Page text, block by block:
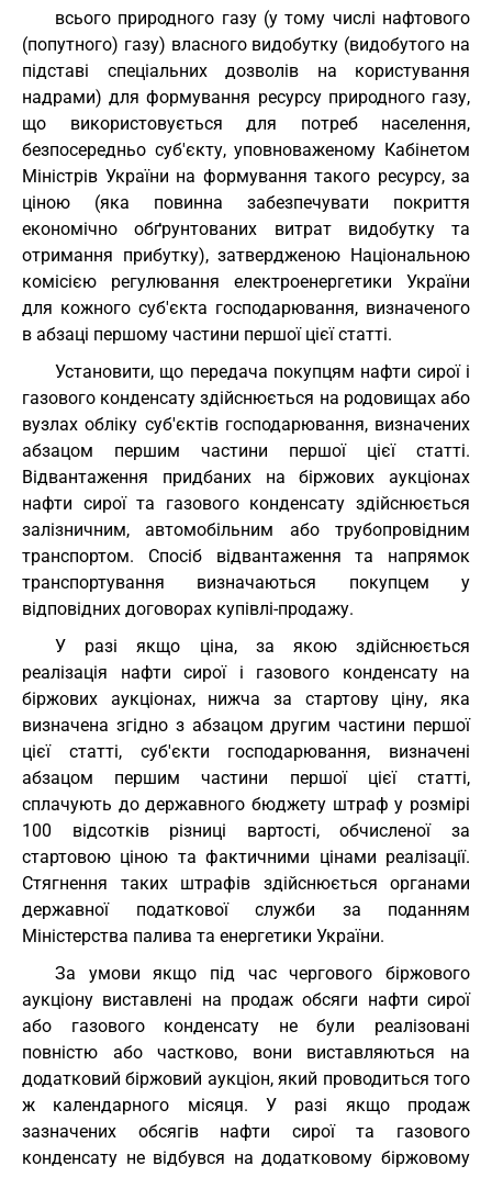
всього природного газу (у тому числі нафтового
(попутного) газу) власного видобутку (видобутого на
підставі спеціальних дозволів на користування
надрами) для формування ресурсу природного газу,
що використовується для потреб населення,
безпосередньо суб'єкту, уповноваженому Кабінетом
Міністрів України на формування такого ресурсу, за
ціною (яка повинна забезпечувати покриття
економічно обґрунтованих витрат видобутку та
отримання прибутку), затвердженою Національною
комісією регулювання електроенергетики України
для кожного суб'єкта господарювання, визначеного
в абзаці першому частини першої цієї статті.
Установити, що передача покупцям нафти сирої і
газового конденсату здійснюється на родовищах або
вузлах обліку суб'єктів господарювання, визначених
абзацом першим частини першої цієї статті.
Відвантаження придбаних на біржових аукціонах
нафти сирої та газового конденсату здійснюється
залізничним, автомобільним або трубопровідним
транспортом. Спосіб відвантаження та напрямок
транспортування визначаються покупцем у
відповідних договорах купівлі-продажу.
У разі якщо ціна, за якою здійснюється
реалізація нафти сирої і газового конденсату на
біржових аукціонах, нижча за стартову ціну, яка
визначена згідно з абзацом другим частини першої
цієї статті, суб'єкти господарювання, визначені
абзацом першим частини першої цієї статті,
сплачують до державного бюджету штраф у розмірі
100 відсотків різниці вартості, обчисленої за
стартовою ціною та фактичними цінами реалізації.
Стягнення таких штрафів здійснюється органами
державної податкової служби за поданням
Міністерства палива та енергетики України.
За умови якщо під час чергового біржового
аукціону виставлені на продаж обсяги нафти сирої
або газового конденсату не були реалізовані
повністю або частково, вони виставляються на
додатковий біржовий аукціон, який проводиться того
ж календарного місяця. У разі якщо продаж
зазначених обсягів нафти сирої та газового
конденсату не відбувся на додатковому біржовому